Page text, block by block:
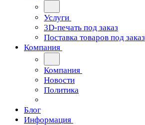
Услуги
3D-печать под заказ
Поставка товаров под заказ
Компания
Компания
Новости
Политика
Блог
Информация